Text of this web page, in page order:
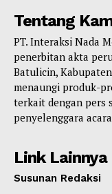
Tentang
PT. Interaksi Nada
penerbitan akta
Batulicin,
menaungi produk-
terkait dengan pers
penyelenggara
Link Lainnya
Susunan Redaksi